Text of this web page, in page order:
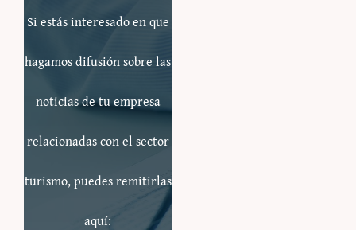
Si estás interesado en que
hagamos difusión sobre las
noticias de tu empresa
relacionadas con el sector
turismo, puedes remitirlas
aquí: